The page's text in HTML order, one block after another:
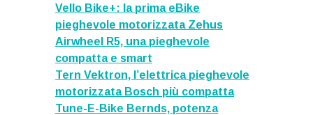
Vello Bike+: la prima eBike
pieghevole motorizzata Zehus
Airwheel R5, una pieghevole
compatta e smart
Tern Vektron, l’elettrica pieghevole
motorizzata Bosch più compatta
Tune-E-Bike Bernds, potenza